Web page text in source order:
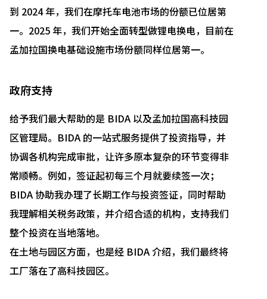
到 2024 年，我们在摩托车电池市场的份额已位居第
一。2025 年，我们开始全面转型做锂电换电，目前在
孟加拉国换电基础设施市场份额同样位居第一。
政府支持
给予我们最大帮助的是 BIDA 以及孟加拉国高科技园
区管理局。BIDA 的一站式服务提供了投资指导，并
协调各机构完成审批，让许多原本复杂的环节变得非
常顺畅。例如，签证起初每三个月就要续签一次；
BIDA 协助我办理了长期工作与投资签证，同时帮助
我理解相关税务政策，并介绍合适的机构，支持我们
整个投资在当地落地。
在土地与园区方面，也是经 BIDA 介绍，我们最终将
工厂落在了高科技园区。